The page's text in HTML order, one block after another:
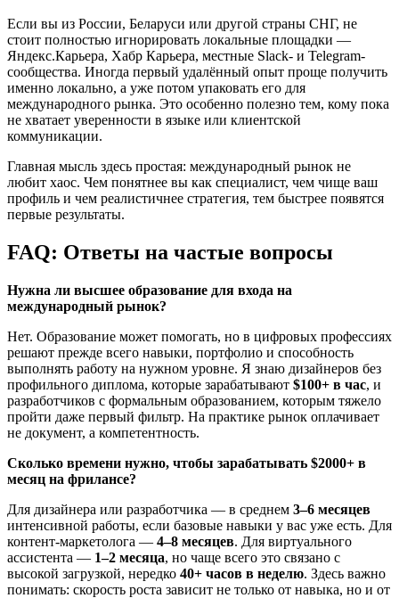
Если вы из России, Беларуси или другой страны СНГ, не
стоит полностью игнорировать локальные площадки —
Яндекс.Карьера, Хабр Карьера, местные Slack- и Telegram-
сообщества. Иногда первый удалённый опыт проще получить
именно локально, а уже потом упаковать его для
международного рынка. Это особенно полезно тем, кому пока
не хватает уверенности в языке или клиентской
коммуникации.
Главная мысль здесь простая: международный рынок не
любит хаос. Чем понятнее вы как специалист, чем чище ваш
профиль и чем реалистичнее стратегия, тем быстрее появятся
первые результаты.
FAQ: Ответы на частые вопросы
Нужна ли высшее образование для входа на
международный рынок?
Нет. Образование может помогать, но в цифровых профессиях
решают прежде всего навыки, портфолио и способность
выполнять работу на нужном уровне. Я знаю дизайнеров без
профильного диплома, которые зарабатывают $100+ в час, и
разработчиков с формальным образованием, которым тяжело
пройти даже первый фильтр. На практике рынок оплачивает
не документ, а компетентность.
Сколько времени нужно, чтобы зарабатывать $2000+ в
месяц на фрилансе?
Для дизайнера или разработчика — в среднем 3–6 месяцев
интенсивной работы, если базовые навыки у вас уже есть. Для
контент-маркетолога — 4–8 месяцев. Для виртуального
ассистента — 1–2 месяца, но чаще всего это связано с
высокой загрузкой, нередко 40+ часов в неделю. Здесь важно
понимать: скорость роста зависит не только от навыка, но и от